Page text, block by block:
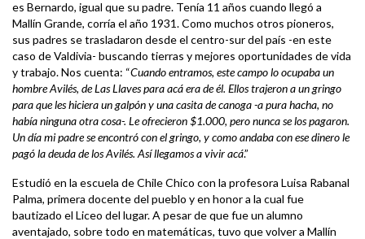
es Bernardo, igual que su padre. Tenía 11 años cuando llegó a
Mallín Grande, corría el año 1931. Como muchos otros pioneros,
sus padres se trasladaron desde el centro-sur del país -en este
caso de Valdivia- buscando tierras y mejores oportunidades de vida
y trabajo. Nos cuenta: “Cuando entramos, este campo lo ocupaba un
hombre Avilés, de Las Llaves para acá era de él. Ellos trajeron a un gringo
para que les hiciera un galpón y una casita de canoga -a pura hacha, no
había ninguna otra cosa-. Le ofrecieron $1.000, pero nunca se los pagaron.
Un día mi padre se encontró con el gringo, y como andaba con ese dinero le
pagó la deuda de los Avilés. Así llegamos a vivir acá.”
Estudió en la escuela de Chile Chico con la profesora Luisa Rabanal
Palma, primera docente del pueblo y en honor a la cual fue
bautizado el Liceo del lugar. A pesar de que fue un alumno
aventajado, sobre todo en matemáticas, tuvo que volver a Mallín